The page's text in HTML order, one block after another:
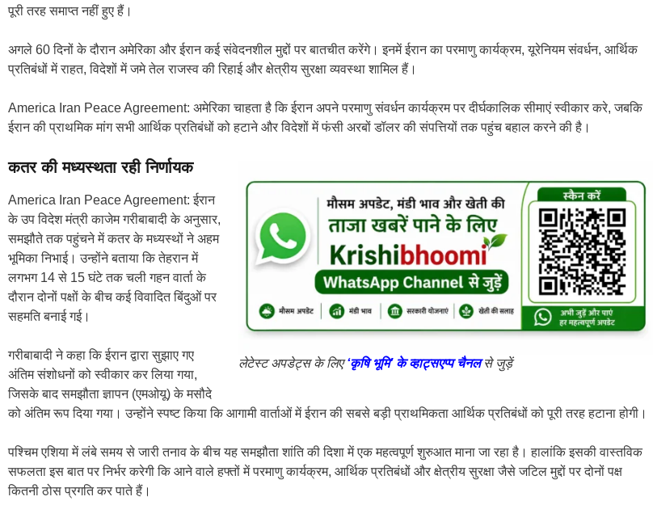
पूरी तरह समाप्त नहीं हुए हैं।
अगले 60 दिनों के दौरान अमेरिका और ईरान कई संवेदनशील मुद्दों पर बातचीत करेंगे। इनमें ईरान का परमाणु कार्यक्रम, यूरेनियम संवर्धन, आर्थिक
प्रतिबंधों में राहत, विदेशों में जमे तेल राजस्व की रिहाई और क्षेत्रीय सुरक्षा व्यवस्था शामिल हैं।
America Iran Peace Agreement: अमेरिका चाहता है कि ईरान अपने परमाणु संवर्धन कार्यक्रम पर दीर्घकालिक सीमाएं स्वीकार करे, जबकि
ईरान की प्राथमिक मांग सभी आर्थिक प्रतिबंधों को हटाने और विदेशों में फंसी अरबों डॉलर की संपत्तियों तक पहुंच बहाल करने की है।
लेटेस्ट अपडेट्स के लिए‘कृषि भूमि’ के व्हाट्सएप्प चैनलसे जुड़ें
कतर की मध्यस्थता रही निर्णायक
America Iran Peace Agreement: ईरान
के उप विदेश मंत्री काजेम गरीबाबादी के अनुसार,
समझौते तक पहुंचने में कतर के मध्यस्थों ने अहम
भूमिका निभाई। उन्होंने बताया कि तेहरान में
लगभग 14 से 15 घंटे तक चली गहन वार्ता के
दौरान दोनों पक्षों के बीच कई विवादित बिंदुओं पर
सहमति बनाई गई।
गरीबाबादी ने कहा कि ईरान द्वारा सुझाए गए
अंतिम संशोधनों को स्वीकार कर लिया गया,
जिसके बाद समझौता ज्ञापन (एमओयू) के मसौदे
को अंतिम रूप दिया गया। उन्होंने स्पष्ट किया कि आगामी वार्ताओं में ईरान की सबसे बड़ी प्राथमिकता आर्थिक प्रतिबंधों को पूरी तरह हटाना होगी।
पश्चिम एशिया में लंबे समय से जारी तनाव के बीच यह समझौता शांति की दिशा में एक महत्वपूर्ण शुरुआत माना जा रहा है। हालांकि इसकी वास्तविक
सफलता इस बात पर निर्भर करेगी कि आने वाले हफ्तों में परमाणु कार्यक्रम, आर्थिक प्रतिबंधों और क्षेत्रीय सुरक्षा जैसे जटिल मुद्दों पर दोनों पक्ष
कितनी ठोस प्रगति कर पाते हैं।